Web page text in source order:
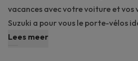
vacances avec votre voiture et vos
Suzuki a pour vous le porte-vélos
Lees meer